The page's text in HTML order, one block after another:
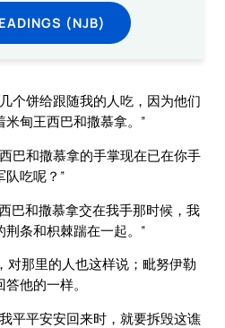
(NJB)
个饼给跟随我的人吃，因为他们
甸王西巴和撒慕拿。”
巴和撒慕拿的手掌现在已在你手
吃呢？”
巴和撒慕拿交在我手那时候，我
条和枳棘踹在一起。”
对那里的人也这样说；毗努伊勒
他的一样。
平平安安回来时，就要拆毁这谯